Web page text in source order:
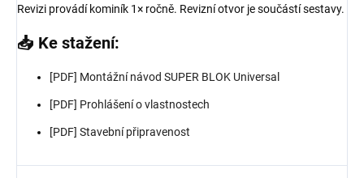
Revizi provádí kominík 1× ročně. Revizní otvor je součástí sestavy.
📥 Ke stažení:
[PDF] Montážní návod SUPER BLOK Universal
[PDF] Prohlášení o vlastnostech
[PDF] Stavební připravenost